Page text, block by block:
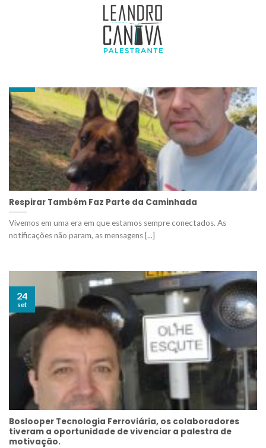
ARQUIVOS DE TAG:PALESTRA COM MÁGICA
Respirar Também Faz Parte da Caminhada
Vivemos em uma era em que estamos sempre conectados. As
notificações não param, as mensagens [...]
Boslooper Tecnologia Ferroviária, os colaboradores
tiveram a oportunidade de vivenciar a palestra de
motivação.
24
set